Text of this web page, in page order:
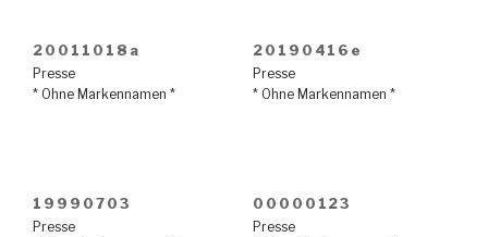
20011018a
Presse
* Ohne Markennamen *
20190416e
Presse
* Ohne Markennamen *
19990703
Presse
00000123
Presse